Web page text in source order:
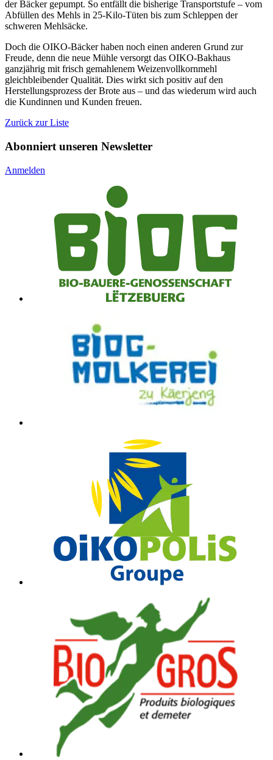
der Bäcker gepumpt. So entfällt die bisherige Transportstufe – vom
Abfüllen des Mehls in 25-Kilo-Tüten bis zum Schleppen der
schweren Mehlsäcke.
Doch die OIKO-Bäcker haben noch einen anderen Grund zur
Freude, denn die neue Mühle versorgt das OIKO-Bakhaus
ganzjährig mit frisch gemahlenem Weizenvollkornmehl
gleichbleibender Qualität. Dies wirkt sich positiv auf den
Herstellungsprozess der Brote aus – und das wiederum wird auch
die Kundinnen und Kunden freuen.
Zurück zur Liste
Abonniert unseren Newsletter
Anmelden